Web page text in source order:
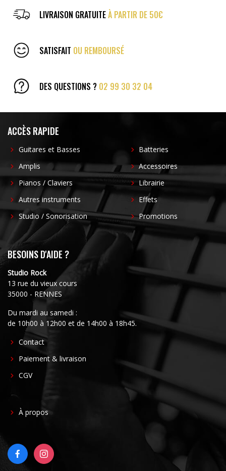
LIVRAISON GRATUITEÀ PARTIR DE 50€
SATISFAIT OU REMBOURSÉ
DES QUESTIONS ? 02 99 30 32 04
ACCÈS RAPIDE
Guitares et Basses
Amplis
Pianos / Claviers
Autres instruments
Studio / Sonorisation
Batteries
Accessoires
Librairie
Effets
Promotions
BESOINS D'AIDE ?
Studio Rock
13 rue du vieux cours
35000 - RENNES
Du mardi au samedi :
de 10h00 à 12h00 et de 14h00 à 18h45.
FOOTER
CENTER
Contact
Paiement & livraison
CGV
FOOTER
À propos
FACEBOOKINSTAGRAM